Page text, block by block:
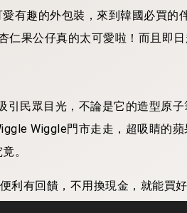
有趣的外包裝，來到韓國必買的
仁果公仔真的太可愛啦！而且即
民眾目光，不論是它的造型原
Wiggle門市走走，超吸睛的
。
利有回饋，不用換現金，就能買